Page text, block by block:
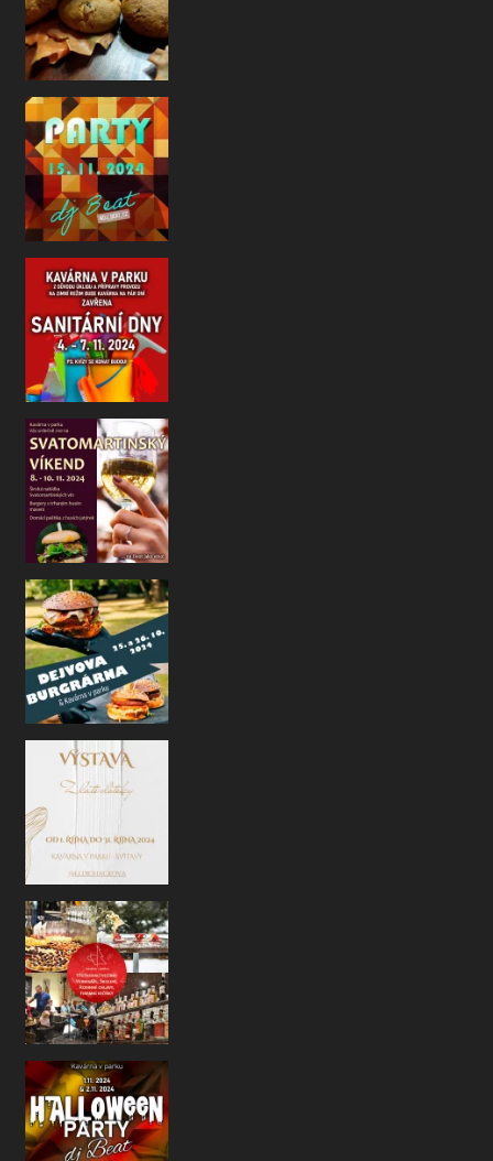
Drazí hosté a přátelé, než nám
I letos jsme si pro V
Na co se můžete na konci října opět těš
Ahoj naši kavárenští přátelé!
Už se to zase nezadržitelně blíží
Ha